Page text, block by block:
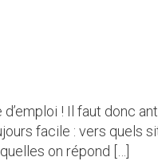
! Il faut donc
facile : vers quels
on répond […]